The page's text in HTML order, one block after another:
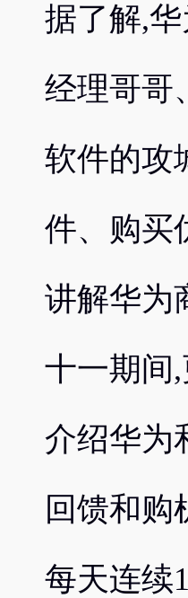
据了解,
经理哥哥
软件的攻
件、购买
讲解华为
十一期间
介绍华为
回馈和购
每天连续